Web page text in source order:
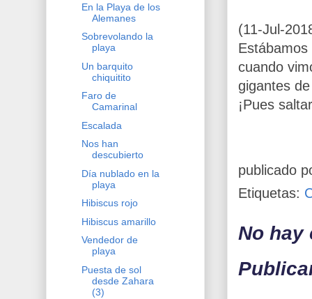
(11-Jul-
cuando
gigantes
¡Pues
publicado
Etiquetas:
No hay
En la Playa de los
Alemanes
Sobrevolando la
playa
Un barquito
chiquitito
Faro de
Camarinal
Escalada
Nos han
descubierto
Día nublado en la
playa
Hibiscus rojo
Hibiscus amarillo
Vendedor de
playa
Puesta de sol
desde Zahara
(3)